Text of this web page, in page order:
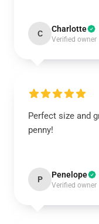
C Charlotte
Verified owner
Perfect size and
penny!
P Penelope
Verified owner